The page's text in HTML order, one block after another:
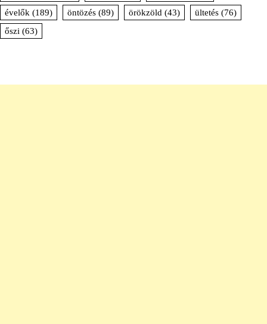
évelők (189) öntözés (89) örökzöld (43) ültetés (76)
őszi (63)